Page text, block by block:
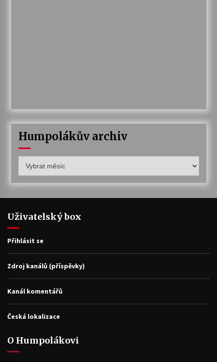
Humpolákův archiv
archiv
Uživatelský box
Přihlásit se
Zdroj kanálů (příspěvky)
Kanál komentářů
Česká lokalizace
O Humpolákovi